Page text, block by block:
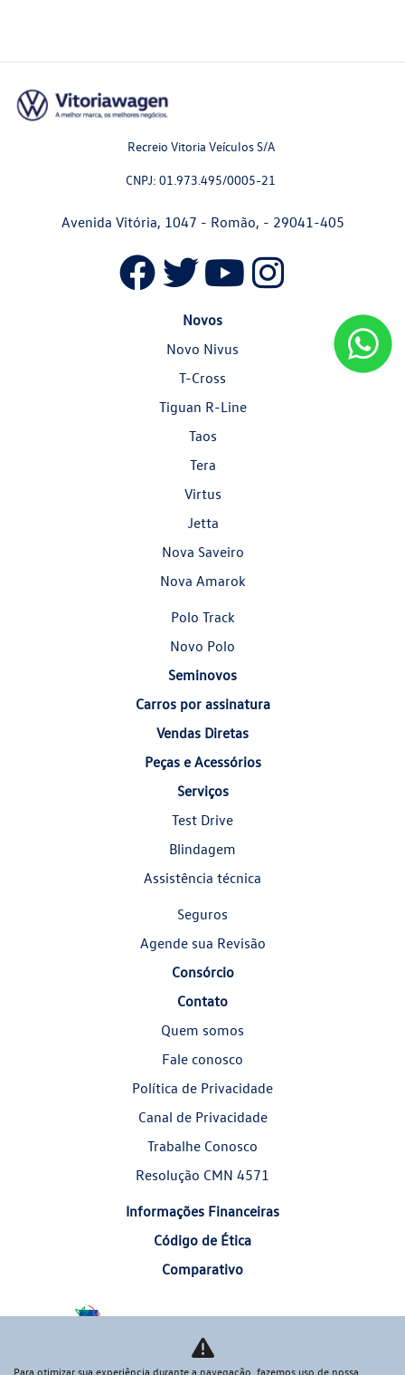
Recreio Vitoria Veículos S/A
CNPJ: 01.973.495/0005-21
Avenida Vitória, 1047 - Romão, - 29041-405
Novos
Novo Nivus
T-Cross
Tiguan R-Line
Taos
Tera
Virtus
Jetta
Nova Saveiro
Nova Amarok
Polo Track
Novo Polo
Seminovos
Carros por assinatura
Vendas Diretas
Peças e Acessórios
Serviços
Test Drive
Blindagem
Assistência técnica
Seguros
Agende sua Revisão
Consórcio
Contato
Quem somos
Fale conosco
Política de Privacidade
Canal de Privacidade
Trabalhe Conosco
Resolução CMN 4571
Informações Financeiras
Código de Ética
Comparativo
Desacelere. Seu bem maior é a vida.
Para otimizar sua experiência durante a navegação, fazemos uso de nossa